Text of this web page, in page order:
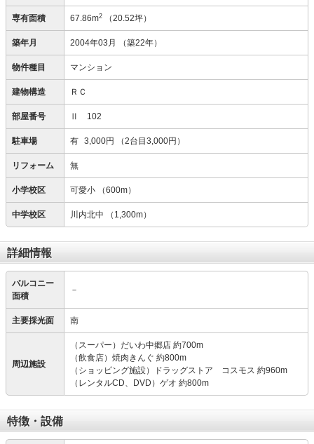
専有面積 67.86m2 （20.52坪）
築年月 2004年03月 （築22年）
物件種目 マンション
建物構造 ＲＣ
部屋番号 Ⅱ 102
駐車場 有 3,000円 （2台目3,000円）
リフォーム 無
小学校区 可愛小 （600m）
中学校区 川内北中 （1,300m）
詳細情報
バルコニー
面積
－
主要採光面 南
周辺施設
（スーパー）だいわ中郷店 約700m
（飲食店）焼肉きんぐ 約800m
（ショッピング施設）ドラッグストア コスモス 約960m
（レンタルCD、DVD）ゲオ 約800m
特徴・設備